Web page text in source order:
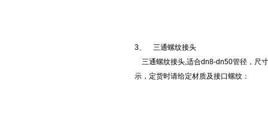
3、 三通螺纹接头
三通螺纹接头,适合dn8-dn50管径，尺
示，定货时请给定材质及接口螺纹：